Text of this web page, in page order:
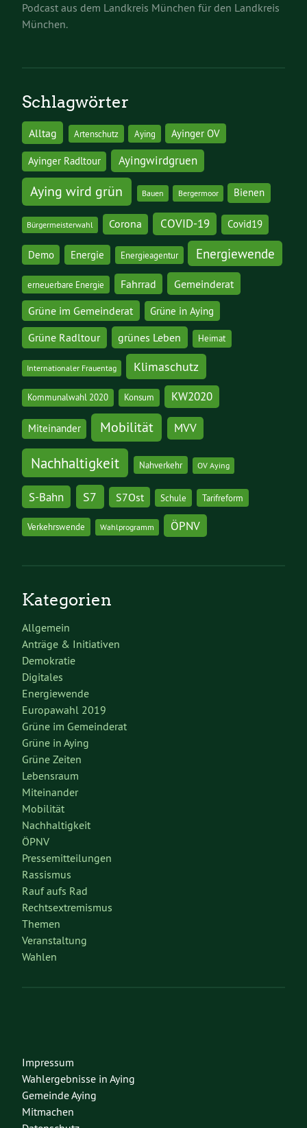
Podcast aus dem Landkreis München für den Landkreis
München.
Schlagwörter
Alltag Artenschutz Aying Ayinger OV
Ayinger Radltour Ayingwirdgruen
Aying wird grün Bauen Bergermoor Bienen
Bürgermeisterwahl Corona COVID-19 Covid19
Demo Energie Energieagentur Energiewende
erneuerbare Energie Fahrrad Gemeinderat
Grüne im Gemeinderat Grüne in Aying
Grüne Radltour grünes Leben Heimat
Internationaler Frauentag Klimaschutz
Kommunalwahl 2020 Konsum KW2020
Miteinander Mobilität MVV
Nachhaltigkeit Nahverkehr OV Aying
S-Bahn S7 S7Ost Schule Tarifreform
Verkehrswende Wahlprogramm ÖPNV
Kategorien
Allgemein
Anträge & Initiativen
Demokratie
Digitales
Energiewende
Europawahl 2019
Grüne im Gemeinderat
Grüne in Aying
Grüne Zeiten
Lebensraum
Miteinander
Mobilität
Nachhaltigkeit
ÖPNV
Pressemitteilungen
Rassismus
Rauf aufs Rad
Rechtsextremismus
Themen
Veranstaltung
Wahlen
Impressum
Wahlergebnisse in Aying
Gemeinde Aying
Mitmachen